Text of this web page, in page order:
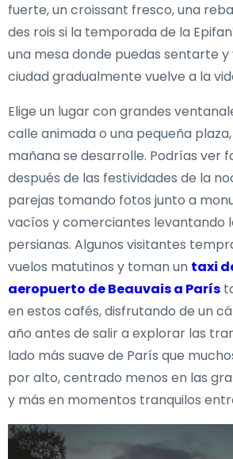
fuerte, un croissant fresco, una
des rois si la temporada de la
una mesa donde puedas sentarte
ciudad gradualmente vuelve a la
Elige un lugar con grandes
calle animada o una pequeña
mañana se desarrolle. Podrías ver
después de las festividades de la
parejas tomando fotos junto a
vacíos y comerciantes levantando
persianas. Algunos visitantes
vuelos matutinos y toman un taxi
aeropuerto de Beauvais a París
en estos cafés, disfrutando de un
año antes de salir a explorar las
lado más suave de París que
por alto, centrado menos en las
y más en momentos tranquilos